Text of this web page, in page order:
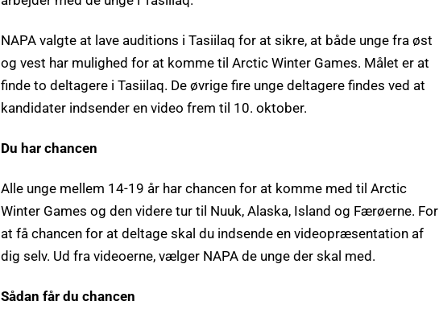
NAPA valgte at lave auditions i Tasiilaq for at sikre, at både unge fra øst
og vest har mulighed for at komme til Arctic Winter Games. Målet er at
finde to deltagere i Tasiilaq. De øvrige fire unge deltagere findes ved at
kandidater indsender en video frem til 10. oktober.
Du har chancen
Alle unge mellem 14-19 år har chancen for at komme med til Arctic
Winter Games og den videre tur til Nuuk, Alaska, Island og Færøerne. For
at få chancen for at deltage skal du indsende en videopræsentation af
dig selv. Ud fra videoerne, vælger NAPA de unge der skal med.
Sådan får du chancen